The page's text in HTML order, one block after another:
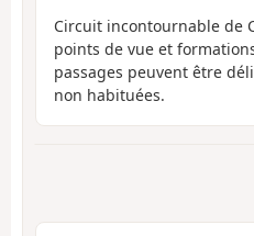
Circuit incontournable de
points de vue et
passages peuvent être
non habituées.